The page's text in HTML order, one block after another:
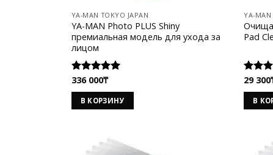
YA-MAN TOKYO JAPAN
YA-MAN Photo PLUS Shiny
премиальная модель для ухода за
лицом
Оценка
5.00из 5
336 000₸
В КОРЗИНУ
YA-MAN
Pad
5.00
29 300
В